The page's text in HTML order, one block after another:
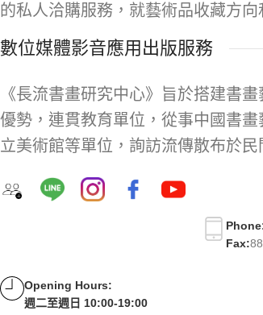
的私人洽購服務，就藝術品收藏方
數位媒體影音應用出版服務
《長流書畫研究中心》旨於搭建書
優勢，連貫教育單位，從事中國書
立美術館等單位，詢訪流傳散布於
Fax:
Opening Hours:
週二至週日 10:00-19:00